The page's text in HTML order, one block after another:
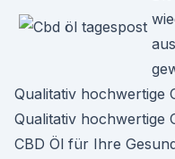
Qualitativ hochwertige
Qualitativ hochwertige
CBD Öl für Ihre